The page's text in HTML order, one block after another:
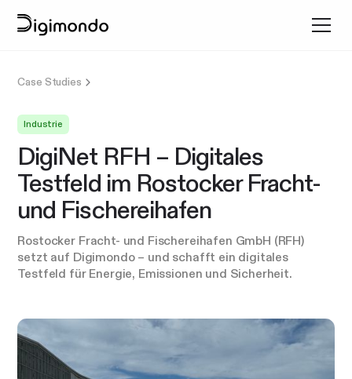
Case Studies
Industrie
DigiNet RFH – Digitales
Testfeld im Rostocker Fracht-
und Fischereihafen
Rostocker Fracht- und Fischereihafen GmbH (RFH)
setzt auf Digimondo – und schafft ein digitales
Testfeld für Energie, Emissionen und Sicherheit.